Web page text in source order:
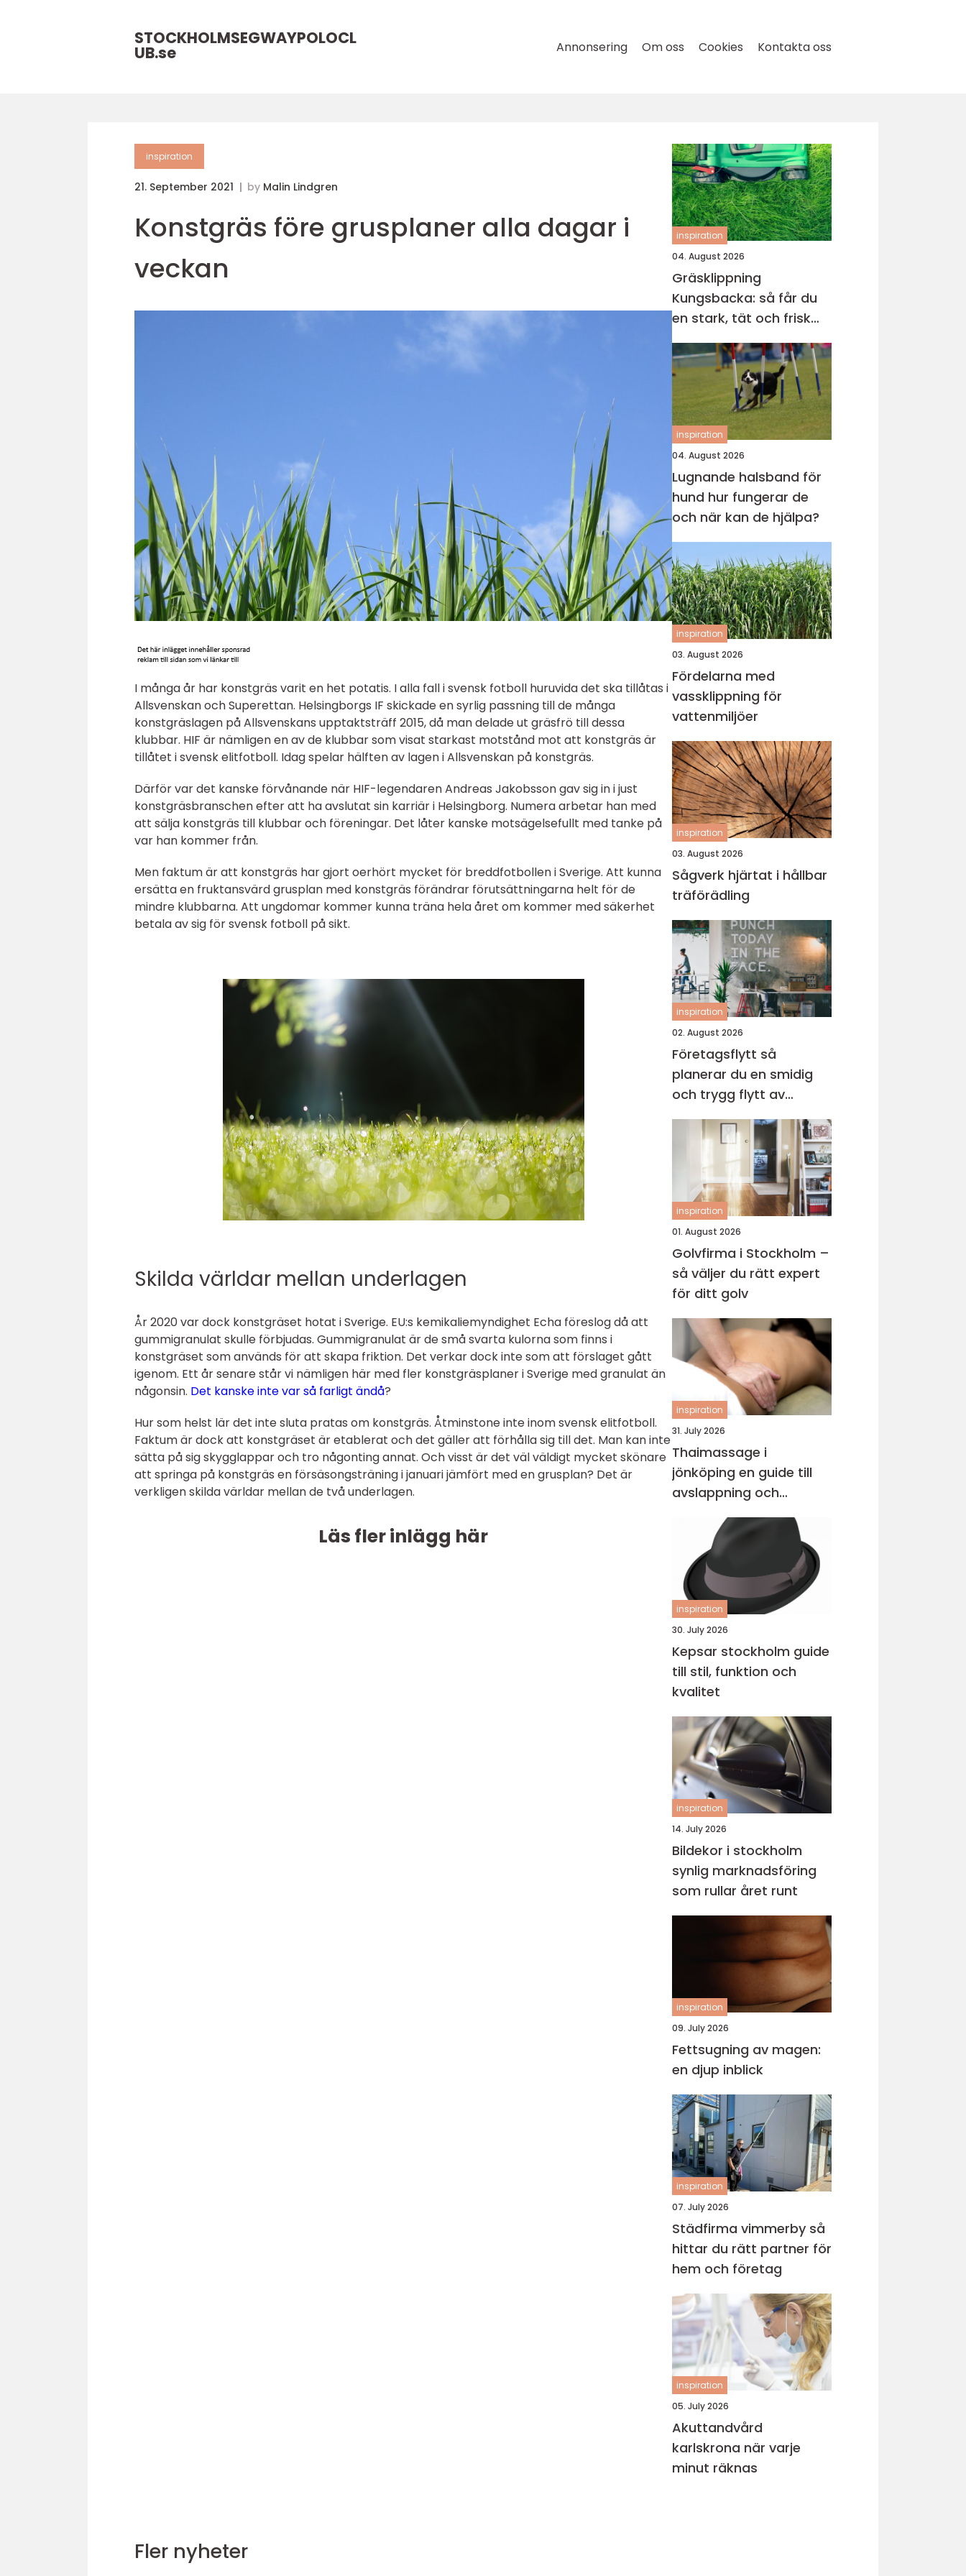
STOCKHOLMSEGWAYPOLOCL
UB.se Annonsering Om oss Cookies Kontakta oss
inspiration
21. September 2021 by Malin Lindgren
Konstgräs före grusplaner alla dagar i
veckan
I många år har konstgräs varit en het potatis. I alla fall i svensk fotboll huruvida det ska tillåtas i
Allsvenskan och Superettan. Helsingborgs IF skickade en syrlig passning till de många
konstgräslagen på Allsvenskans upptaktsträff 2015, då man delade ut gräsfrö till dessa
klubbar. HIF är nämligen en av de klubbar som visat starkast motstånd mot att konstgräs är
tillåtet i svensk elitfotboll. Idag spelar hälften av lagen i Allsvenskan på konstgräs.
Därför var det kanske förvånande när HIF-legendaren Andreas Jakobsson gav sig in i just
konstgräsbranschen efter att ha avslutat sin karriär i Helsingborg. Numera arbetar han med
att sälja konstgräs till klubbar och föreningar. Det låter kanske motsägelsefullt med tanke på
var han kommer från.
Men faktum är att konstgräs har gjort oerhört mycket för breddfotbollen i Sverige. Att kunna
ersätta en fruktansvärd grusplan med konstgräs förändrar förutsättningarna helt för de
mindre klubbarna. Att ungdomar kommer kunna träna hela året om kommer med säkerhet
betala av sig för svensk fotboll på sikt.
Skilda världar mellan underlagen
År 2020 var dock konstgräset hotat i Sverige. EU:s kemikaliemyndighet Echa föreslog då att
gummigranulat skulle förbjudas. Gummigranulat är de små svarta kulorna som finns i
konstgräset som används för att skapa friktion. Det verkar dock inte som att förslaget gått
igenom. Ett år senare står vi nämligen här med fler konstgräsplaner i Sverige med granulat än
någonsin. Det kanske inte var så farligt ändå?
Hur som helst lär det inte sluta pratas om konstgräs. Åtminstone inte inom svensk elitfotboll.
Faktum är dock att konstgräset är etablerat och det gäller att förhålla sig till det. Man kan inte
sätta på sig skygglappar och tro någonting annat. Och visst är det väl väldigt mycket skönare
att springa på konstgräs en försäsongsträning i januari jämfört med en grusplan? Det är
verkligen skilda världar mellan de två underlagen.
Läs fler inlägg här
inspiration
04. August 2026
Gräsklippning
Kungsbacka: så får du
en stark, tät och frisk
gräsmatta
inspiration
04. August 2026
Lugnande halsband för
hund hur fungerar de
och när kan de hjälpa?
inspiration
03. August 2026
Fördelarna med
vassklippning för
vattenmiljöer
inspiration
03. August 2026
Sågverk hjärtat i hållbar
träförädling
inspiration
02. August 2026
Företagsflytt så
planerar du en smidig
och trygg flytt av
verksamheten
inspiration
01. August 2026
Golvfirma i Stockholm –
så väljer du rätt expert
för ditt golv
inspiration
31. July 2026
Thaimassage i
jönköping en guide till
avslappning och
behandling
inspiration
30. July 2026
Kepsar stockholm guide
till stil, funktion och
kvalitet
inspiration
14. July 2026
Bildekor i stockholm
synlig marknadsföring
som rullar året runt
inspiration
09. July 2026
Fettsugning av magen:
en djup inblick
inspiration
07. July 2026
Städfirma vimmerby så
hittar du rätt partner för
hem och företag
inspiration
05. July 2026
Akuttandvård
karlskrona när varje
minut räknas
Fler nyheter